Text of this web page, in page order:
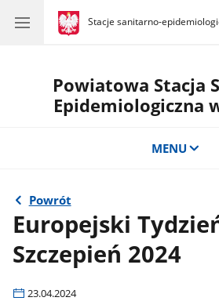
gov.pl
Stacje sanitarno-
gov.pl
Stacje
Powiatowa Stacja
Epidemiologiczna
MENU
Powrót
Europejski
Szczepień 2024
23.04.2024